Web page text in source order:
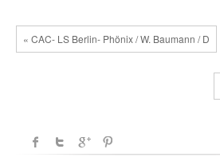
« CAC- LS Berlin- Phönix / W. Baumann / D